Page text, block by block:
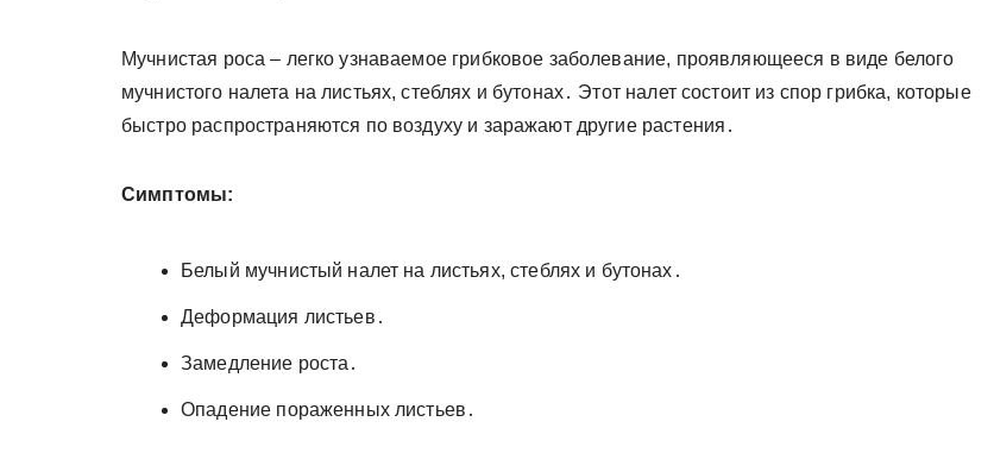
Мучнистая роса – легко узнаваемое грибковое заболевание, проявляющееся в виде белого
мучнистого налета на листьях, стеблях и бутонах․ Этот налет состоит из спор грибка, которые
быстро распространяются по воздуху и заражают другие растения․
Симптомы:
Белый мучнистый налет на листьях, стеблях и бутонах․
Деформация листьев․
Замедление роста․
Опадение пораженных листьев․